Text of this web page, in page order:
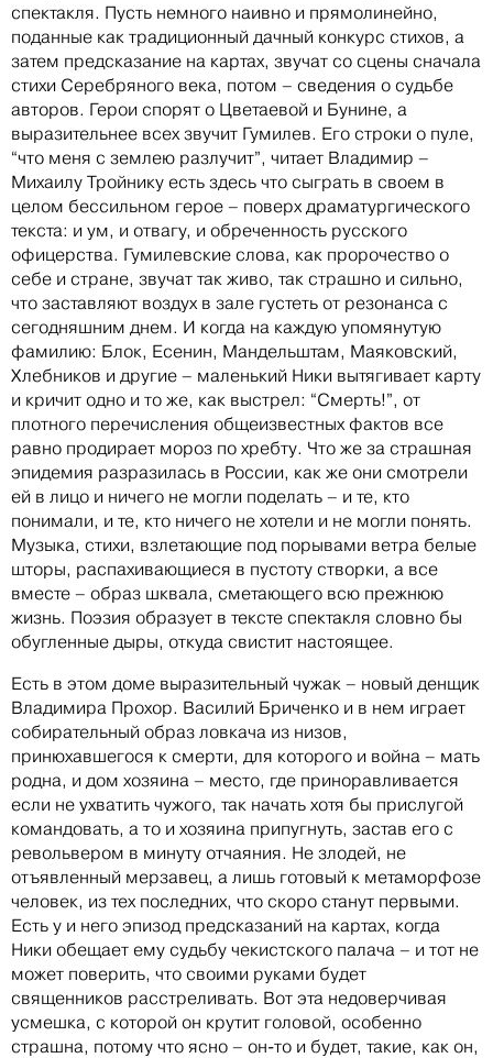
спектакля. Пусть немного наивно и прямолинейно,
поданные как традиционный дачный конкурс стихов, а
затем предсказание на картах, звучат со сцены сначала
стихи Серебряного века, потом – сведения о судьбе
авторов. Герои спорят о Цветаевой и Бунине, а
выразительнее всех звучит Гумилев. Его строки о пуле,
“что меня с землею разлучит”, читает Владимир –
Михаилу Тройнику есть здесь что сыграть в своем в
целом бессильном герое – поверх драматургического
текста: и ум, и отвагу, и обреченность русского
офицерства. Гумилевские слова, как пророчество о
себе и стране, звучат так живо, так страшно и сильно,
что заставляют воздух в зале густеть от резонанса с
сегодняшним днем. И когда на каждую упомянутую
фамилию: Блок, Есенин, Мандельштам, Маяковский,
Хлебников и другие – маленький Ники вытягивает карту
и кричит одно и то же, как выстрел: “Смерть!”, от
плотного перечисления общеизвестных фактов все
равно продирает мороз по хребту. Что же за страшная
эпидемия разразилась в России, как же они смотрели
ей в лицо и ничего не могли поделать – и те, кто
понимали, и те, кто ничего не хотели и не могли понять.
Музыка, стихи, взлетающие под порывами ветра белые
шторы, распахивающиеся в пустоту створки, а все
вместе – образ шквала, сметающего всю прежнюю
жизнь. Поэзия образует в тексте спектакля словно бы
обугленные дыры, откуда свистит настоящее.
Есть в этом доме выразительный чужак – новый денщик
Владимира Прохор. Василий Бриченко и в нем играет
собирательный образ ловкача из низов,
принюхавшегося к смерти, для которого и война – мать
родна, и дом хозяина – место, где приноравливается
если не ухватить чужого, так начать хотя бы прислугой
командовать, а то и хозяина припугнуть, застав его с
револьвером в минуту отчаяния. Не злодей, не
отъявленный мерзавец, а лишь готовый к метаморфозе
человек, из тех последних, что скоро станут первыми.
Есть у и него эпизод предсказаний на картах, когда
Ники обещает ему судьбу чекистского палача – и тот не
может поверить, что своими руками будет
священников расстреливать. Вот эта недоверчивая
усмешка, с которой он крутит головой, особенно
страшна, потому что ясно – он-то и будет, такие, как он,